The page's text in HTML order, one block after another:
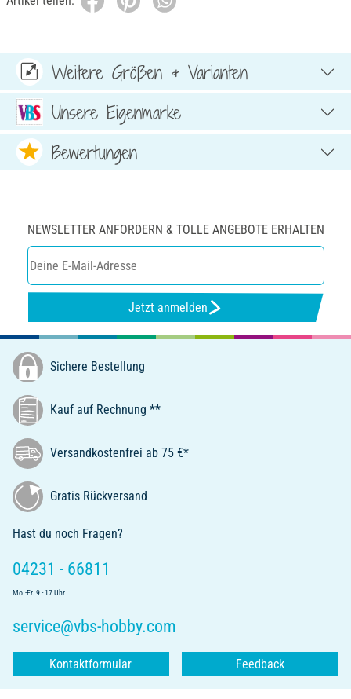
Weitere Größen & Varianten
Unsere Eigenmarke
Bewertungen
NEWSLETTER ANFORDERN & TOLLE ANGEBOTE ERHALTEN
Jetzt anmelden
Sichere Bestellung
Kauf auf Rechnung **
Versandkostenfrei ab 75 €*
Gratis Rückversand
Hast du noch Fragen?
04231 - 66811
Mo.-Fr. 9 - 17 Uhr
service@vbs-hobby.com
Kontaktformular Feedback